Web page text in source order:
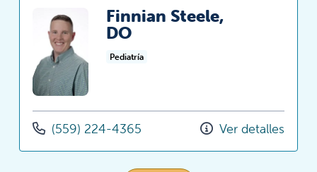
Finnian Steele,
DO
Pediatría
(559) 224-4365 Ver detalles